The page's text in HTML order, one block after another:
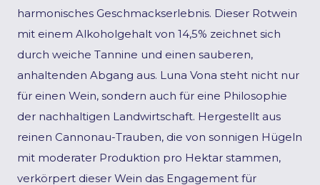
harmonisches Geschmackserlebnis. Dieser Rotwein
mit einem Alkoholgehalt von 14,5% zeichnet sich
durch weiche Tannine und einen sauberen,
anhaltenden Abgang aus. Luna Vona steht nicht nur
für einen Wein, sondern auch für eine Philosophie
der nachhaltigen Landwirtschaft. Hergestellt aus
reinen Cannonau-Trauben, die von sonnigen Hügeln
mit moderater Produktion pro Hektar stammen,
verkörpert dieser Wein das Engagement für